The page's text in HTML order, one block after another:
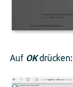
Auf OKdrücken: